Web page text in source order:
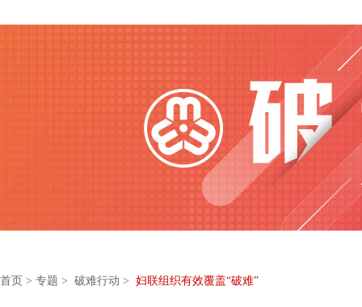
首页 > 专题 > 破难行动 > 妇联组织有效覆盖“破难”